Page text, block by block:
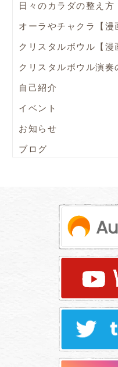
日々のカラダの整え方
オーラやチャクラ【漫
クリスタルボウル【漫
クリスタルボウル演奏
自己紹介
イベント
お知らせ
ブログ